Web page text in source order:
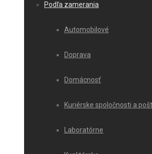
Podľa zamerania
Automobilové
Doprava
Domácnosť
Kuriérske spoločnosti a
Laboratórne